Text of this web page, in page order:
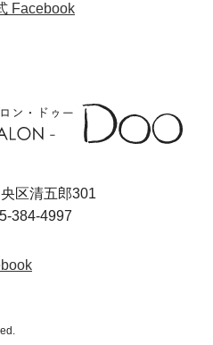
Facebook
区清五郎301
384-4997